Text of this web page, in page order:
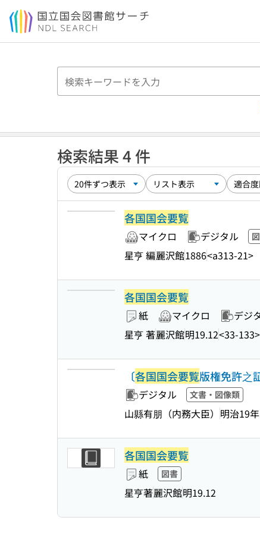
本文へ移動
検索結果 4 件
各国国会要覧
マイクロ デジタル
星亨 編麗沢館1886<a313-21>
各国国会要覧
紙 マイクロ デジ
星亨 著麗沢館明19.12<33-133>
〔各国国会要覧版権免許之
デジタル 文書・図像類
山縣有朋（内務大臣） 明治19
各国国会要覧
紙 図書
星亨著麗沢館明19.12